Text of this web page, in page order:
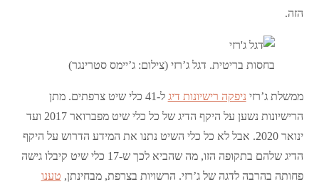
הזה.
בחסות בריטית. דגל ג’רזי (צילום: ג’יימס סטרינגר)
ממשלת ג’רזי ניפקה רישיונות דיג
ל-41 כלי שיט צרפתים. מתן
הרישיונות נשען על היקף הדיג של כל כלי שיט מפברואר 2017 ועד
ינואר 2020. אבל לא כל כלי השיט נתנו את המידע הדרוש על היקף
הדיג שלהם בתקופה הזו, מה שהביא לכך ש-17 כלי שיט קיבלו גישה
פחותה בהרבה לדגה של ג’רזי. הרשויות בצרפת, מבחינתן, טענו